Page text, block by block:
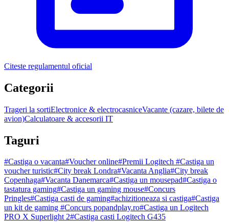
Citeste regulamentul oficial
Categorii
Trageri la sortiElectronice & electrocasniceVacante (cazare, bilete de
avion)Calculatoare & accesorii IT
Taguri
#Castiga o vacanta#Voucher online#Premii Logitech #Castiga un
voucher turistic#City break Londra#Vacanta Anglia#City break
Copenhaga#Vacanta Danemarca#Castiga un mousepad#Castiga o
tastatura gaming#Castiga un gaming mouse#Concurs
Pringles#Castiga casti de gaming#achizitioneaza si castiga#Castiga
un kit de gaming #Concurs popandplay.ro#Castiga un Logitech
PRO X Superlight 2#Castiga casti Logitech G435